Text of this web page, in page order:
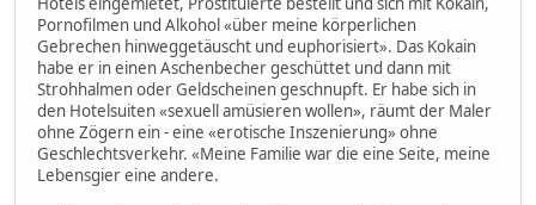
Pornofilmen und Alkohol «über meine körperlichen
Gebrechen hinweggetäuscht und euphorisiert». Das Kokain
habe er in einen Aschenbecher geschüttet und dann mit
Strohhalmen oder Geldscheinen geschnupft. Er habe sich in
den Hotelsuiten «sexuell amüsieren wollen», räumt der Maler
ohne Zögern ein - eine «erotische Inszenierung» ohne
Geschlechtsverkehr. «Meine Familie war die eine Seite, meine
Lebensgier eine andere.